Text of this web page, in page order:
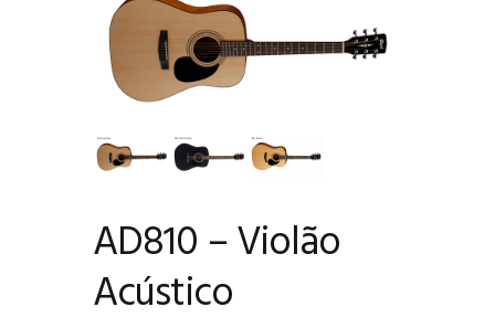
AD810 – Violão
Acústico